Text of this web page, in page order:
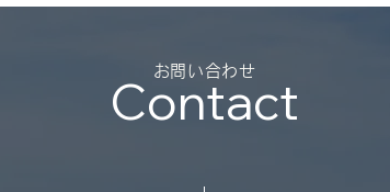
スポンサー契約を結びました
Contact
​お問い合わせ